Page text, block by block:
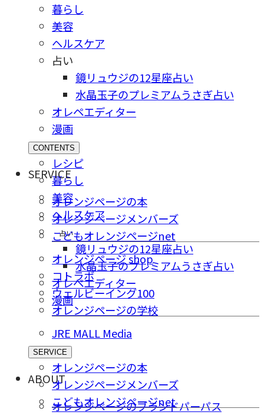
暮らし
美容
ヘルスケア
占い
鏡リュウジの12星座占い
水晶玉子のプレミアムうさぎ占い
オレペエディター
漫画
CONTENTS
レシピ
暮らし
美容
ヘルスケア
占い
鏡リュウジの12星座占い
水晶玉子のプレミアムうさぎ占い
オレペエディター
漫画
SERVICE
オレンジページの本
オレンジページメンバーズ
こどもオレンジページnet
オレンジページ shop
コトラボ
ウェルビーイング100
オレンジページの学校
JRE MALL Media
SERVICE
オレンジページの本
オレンジページメンバーズ
こどもオレンジページnet
ABOUT
オレンジページのブランドパーパス